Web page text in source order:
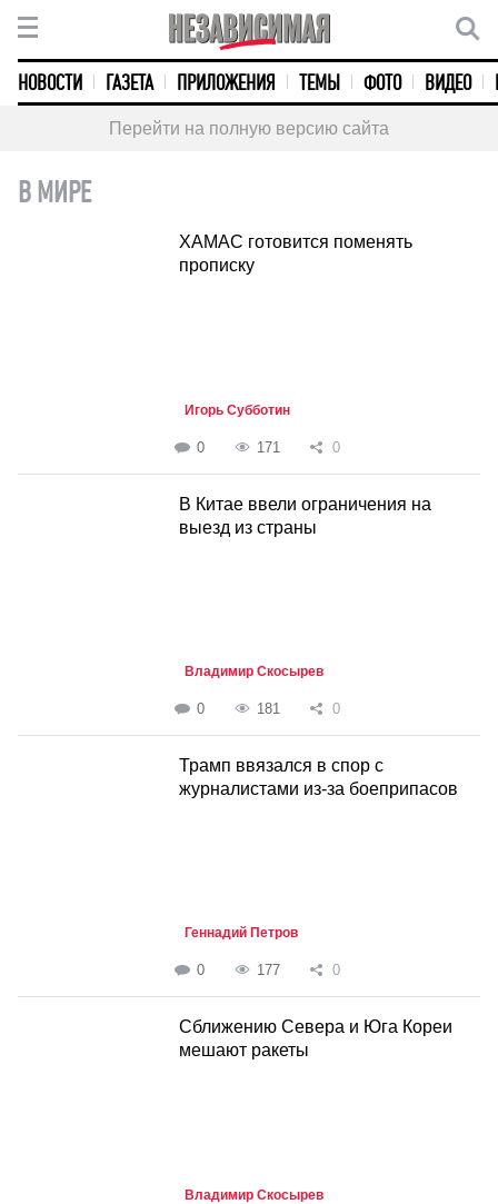
НОВОСТИ ГАЗЕТА ПРИЛОЖЕНИЯ ТЕМЫ ФОТО ВИДЕО
Перейти на полную версию сайта
В МИРЕ
ХАМАС готовится поменять
прописку
Игорь Субботин
0 171 0
В Китае ввели ограничения на
выезд из страны
Владимир Скосырев
0 181 0
Трамп ввязался в спор с
журналистами из-за боеприпасов
Геннадий Петров
0 177 0
Сближению Севера и Юга Кореи
мешают ракеты
Владимир Скосырев